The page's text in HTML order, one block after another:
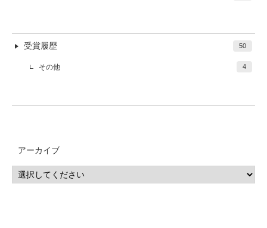
受賞履歴 50
その他 4
アーカイブ